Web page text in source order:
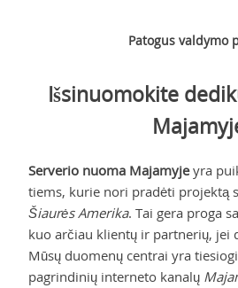
Patogus valdymo
Išsinuomokite
Serverio nuoma Majamyjeyra
tiems, kurie nori pradėti projektą
Šiaurės Amerika. Tai gera proga
kuo arčiau klientų ir partnerių, jei
Mūsų duomenų centrai yra
pagrindinių interneto kanalų